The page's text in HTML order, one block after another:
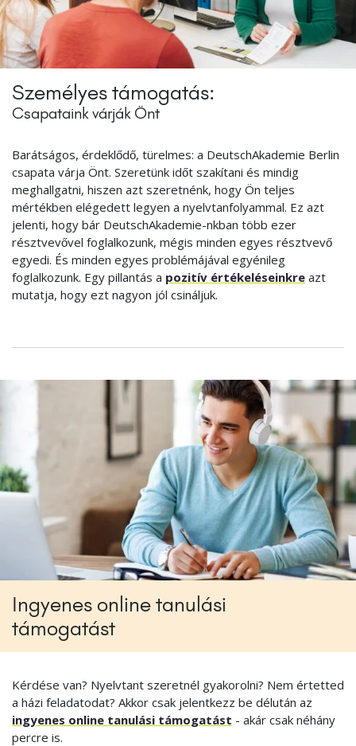
Személyes támogatás:
Csapataink várják Önt
Barátságos, érdeklődő, türelmes: a DeutschAkademie Berlin
csapata várja Önt. Szeretünk időt szakítani és mindig
meghallgatni, hiszen azt szeretnénk, hogy Ön teljes
mértékben elégedett legyen a nyelvtanfolyammal. Ez azt
jelenti, hogy bár DeutschAkademie-nkban több ezer
résztvevővel foglalkozunk, mégis minden egyes résztvevő
egyedi. És minden egyes problémájával egyénileg
foglalkozunk. Egy pillantás a pozitív értékeléseinkre azt
mutatja, hogy ezt nagyon jól csináljuk.
Ingyenes online tanulási
támogatást
Kérdése van? Nyelvtant szeretnél gyakorolni? Nem értetted
a házi feladatodat? Akkor csak jelentkezz be délután az
ingyenes online tanulási támogatást - akár csak néhány
percre is.